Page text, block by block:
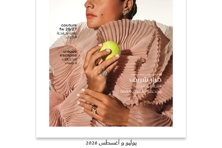
يوليو و أغسطس 2026
عروس سيدتي